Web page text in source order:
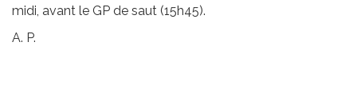
midi, avant le GP de saut (15h45).
A. P.